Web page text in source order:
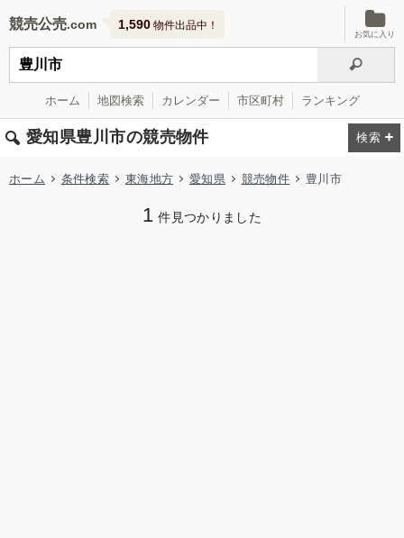
競売公売 1,590 物件出品中！
お気に入り
ホーム 地図検索 カレンダー 市区町村 ランキング
愛知県豊川市の競売物件
ホーム 条件検索 東海地方 愛知県 競売物件 豊川市
1 件見つかりました